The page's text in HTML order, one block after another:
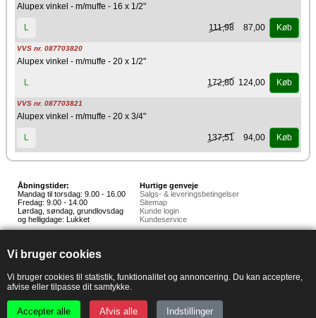
Vi bruger cookies
Vi bruger cookies til statistik, funktionalitet og annoncering. Du kan acceptere,
afvise eller tilpasse dit samtykke.
Accepter alle Afvis alle Indstillinger
Alupex vinkel - m/muffe - 16 x 1/2"
L 111,98 87,00 Køb
VVS nr. 087703820
Alupex vinkel - m/muffe - 20 x 1/2"
L 172,80 124,00 Køb
VVS nr. 087703821
Alupex vinkel - m/muffe - 20 x 3/4"
L 137,51 94,00 Køb
Åbningstider:
Mandag til torsdag: 9.00 - 16.00
Fredag: 9.00 - 14.00
Lørdag, søndag, grundlovsdag
og helligdage: Lukket
Hurtige genveje
Salgs- & leveringsbetingelser
Sitemap
Kunde login
Kundeservice
Hunnerupvej 3, 6920 Videbæk
E-mail:salg@hedestoker.dk
PA: